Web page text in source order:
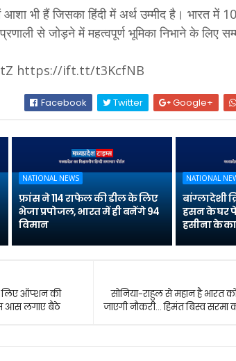
आशा भी हैं जिसका हिंदी में अर्थ उम्मीद है। भारत में
से जोड़ने में महत्वपूर्ण भूमिका निभाने के लिए
https://ift.tt/t3KcfNB
Facebook Twitter Google+
NATIONAL NEWS
फ्रांस ने 114 राफेल की डील के लिए
भेजा प्रपोजल, भारत में ही बनेंगे 94
विमान
NATIONAL
बांग्लादेशी
हसन के घर
हसीना के
सोनिया-राहुल से महान है भारत
जाएगी नौकरी... हिमंत बिस्व सरमा
लिए ऑप्‍शन की
आस लगाए बैठे